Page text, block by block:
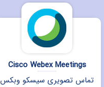
Cisco Webex Meetings
تماس تصویری سیسکو وبکس